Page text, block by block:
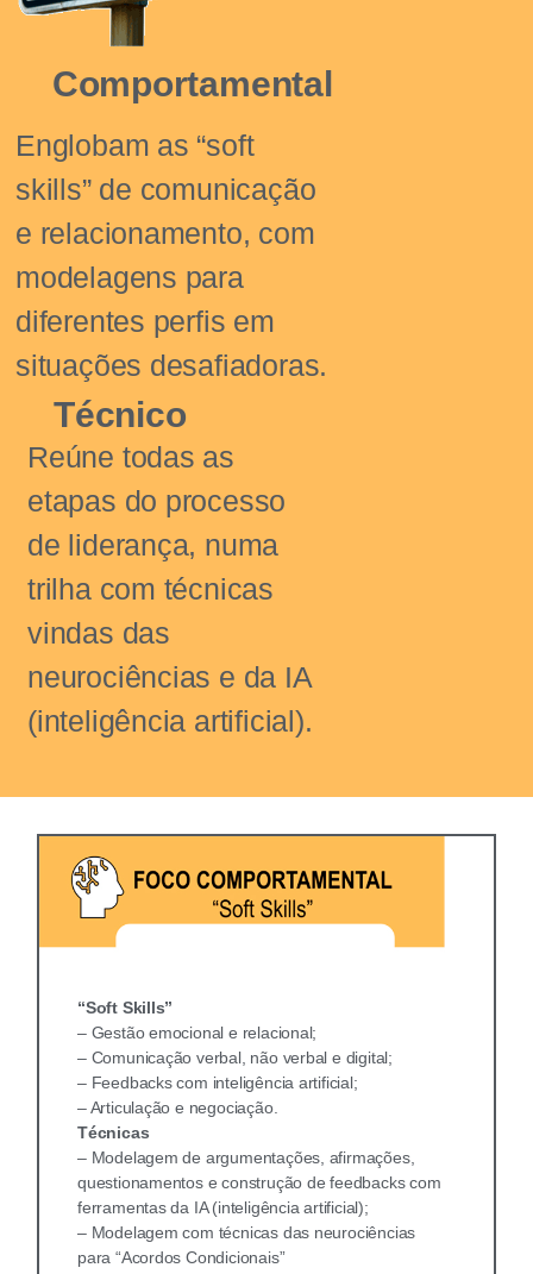
Comportamental
Englobam as “soft
skills” de comunicação
e relacionamento, com
modelagens para
diferentes perfis em
situações desafiadoras.
Técnico
Reúne todas as
etapas do processo
de liderança, numa
trilha com técnicas
vindas das
neurociências e da IA
(inteligência artificial).
“Soft Skills”
– Gestão emocional e relacional;
– Comunicação verbal, não verbal e digital;
– Feedbacks com inteligência artificial;
– Articulação e negociação.
Técnicas
– Modelagem de argumentações, afirmações,
questionamentos e construção de feedbacks com
ferramentas da IA (inteligência artificial);
– Modelagem com técnicas das neurociências
para “Acordos Condicionais”